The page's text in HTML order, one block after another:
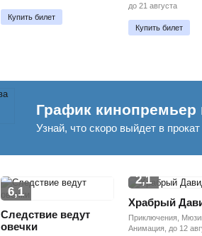
Купить билет
до 21 августа
Купить билет
График
Узнай, что скоро выйдет в прокат
6,1
Следствие ведут
овечки
2,1
Храбрый
Приключения,
Анимация, до 12